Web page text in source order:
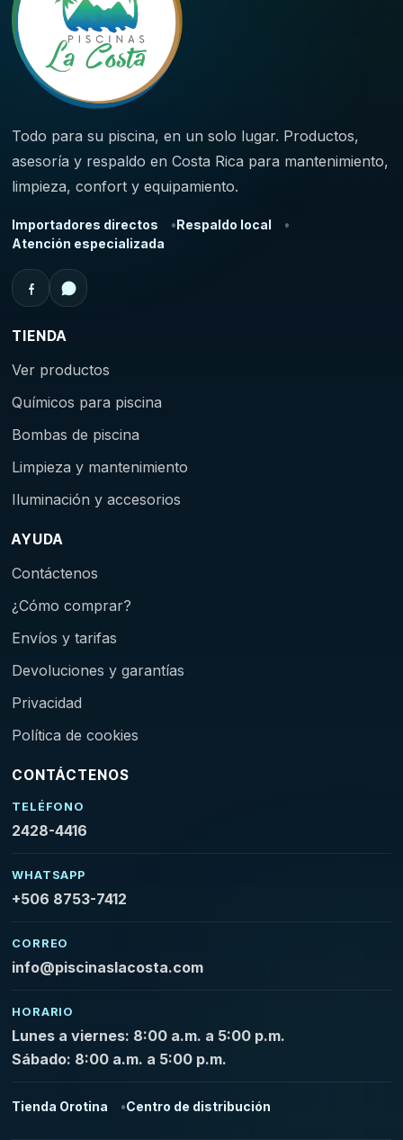
Todo para su piscina, en un solo lugar. Productos,
asesoría y respaldo en Costa Rica para mantenimiento,
limpieza, confort y equipamiento.
Importadores directos
Respaldo local
Atención especializada
TIENDA
Ver productos
Químicos para piscina
Bombas de piscina
Limpieza y mantenimiento
Iluminación y accesorios
AYUDA
Contáctenos
¿Cómo comprar?
Envíos y tarifas
Devoluciones y garantías
Privacidad
Política de cookies
CONTÁCTENOS
TELÉFONO
2428-4416
WHATSAPP
+506 8753-7412
CORREO
info@piscinaslacosta.com
HORARIO
Lunes a viernes: 8:00 a.m. a 5:00 p.m.
Sábado: 8:00 a.m. a 5:00 p.m.
Tienda Orotina Centro de distribución